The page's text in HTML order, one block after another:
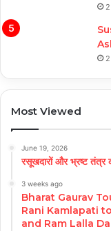
Most Viewed
June 19, 2026
रसूखदारों और भ्रष्ट तंत्र
3 weeks ago
Bharat Gaurav
Rani Kamlapati
and Ram Lalla